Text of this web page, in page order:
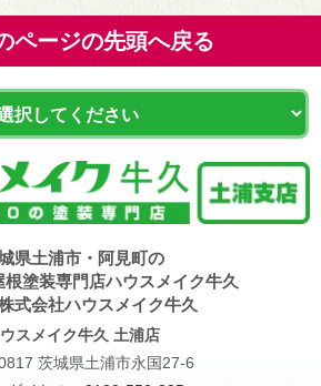
ページの先頭へ戻る
県土浦市・阿見町の
塗装専門店ハウスメイク牛久
式会社ハウスメイク牛久
スメイク牛久 土浦店
茨城県土浦市永国27-6